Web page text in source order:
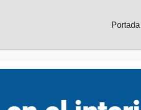
Portada